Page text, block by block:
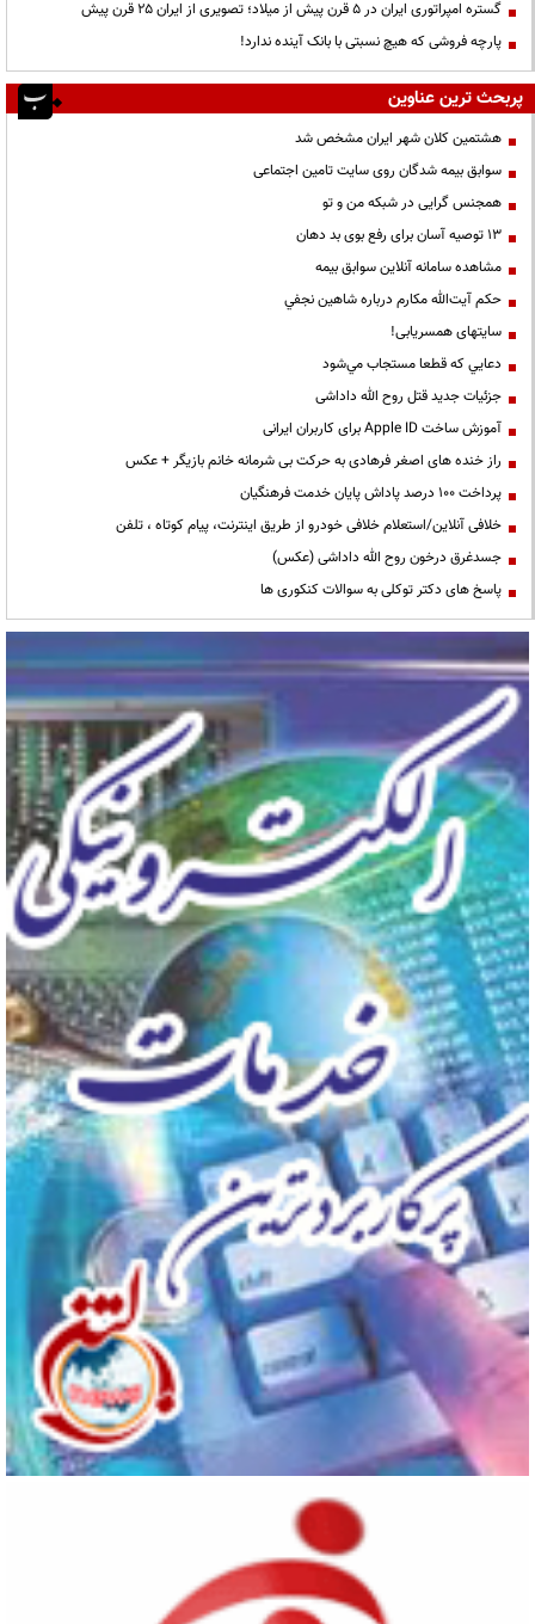
گستره امپراتوری ایران در ۵ قرن پیش از میلاد؛ تصویری از ایران ۲۵ قرن پیش
پارچه فروشی که هیچ نسبتی با بانک آینده ندارد!
پربحث ترین عناوین
هشتمین کلان شهر ایران مشخص شد
سوابق بیمه شدگان روی سایت تامین اجتماعی
همجنس گرایی در شبکه من و تو
13 توصیه آسان برای رفع بوی بد دهان
مشاهده سامانه آنلاين سوابق بیمه
حكم آيت‌الله مكارم درباره شاهين نجفي
سایتهای همسریابی!
دعايي كه قطعا مستجاب مي‌شود
جزئیات جدید قتل روح الله داداشی
آموزش ساخت Apple ID برای کاربران ایرانی
راز خنده های اصغر فرهادی به حرکت بی شرمانه خانم بازیگر + عکس
پرداخت ۱۰۰ درصد پاداش پایان خدمت فرهنگیان
خلافی آنلاین/استعلام خلافی خودرو از طریق اینترنت، پیام کوتاه ، تلفن
جسدغرق درخون روح الله داداشی (عکس)
پاسخ های دکتر توکلی به سوالات کنکوری ها